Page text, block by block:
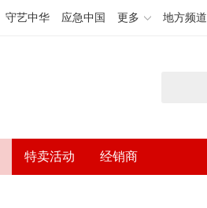
守艺中华 应急中国 更多 地方频道
特卖活动 经销商